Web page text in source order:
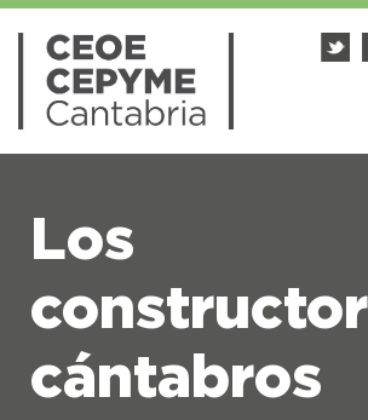
Los
cántabros